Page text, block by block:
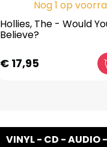
Nog 1 op
Hollies, The - Would
Believe?
€ 17,95
VINYL - CD - AUDIO